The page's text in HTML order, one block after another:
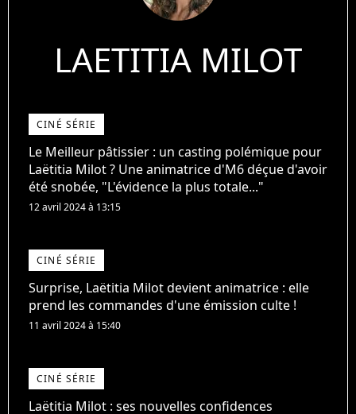
LAETITIA MILOT
CINÉ SÉRIE
Le Meilleur pâtissier : un casting polémique pour
Laëtitia Milot ? Une animatrice d'M6 déçue d'avoir
été snobée, "L'évidence la plus totale..."
12 avril 2024 à 13:15
CINÉ SÉRIE
Surprise, Laëtitia Milot devient animatrice : elle
prend les commandes d'une émission culte !
11 avril 2024 à 15:40
CINÉ SÉRIE
Laëtitia Milot : ses nouvelles confidences